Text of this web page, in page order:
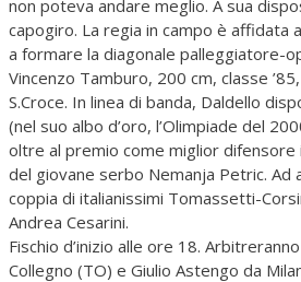
non poteva andare meglio. A sua
capogiro. La regia in campo è affidata
a formare la diagonale palleggiatore-
Vincenzo Tamburo, 200 cm, classe
S.Croce. In linea di banda, Daldello
(nel suo albo d’oro, l’Olimpiade del
oltre al premio come miglior difensore
del giovane serbo Nemanja Petric. Ad
coppia di italianissimi Tomassetti-
Andrea Cesarini.
Fischio d’inizio alle ore 18.
Collegno (TO) e Giulio Astengo da